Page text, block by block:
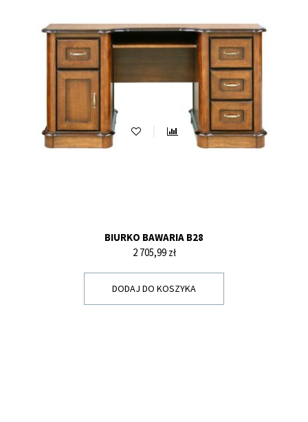
BIURKO BAWARIA B28
Cena
2 705,99 zł
DODAJ DO KOSZYKA